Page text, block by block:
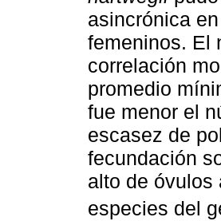
asincrónica
femeninos. El
correlación
promedio
fue menor el
escasez de
fecundación
alto de óvulos
especies del